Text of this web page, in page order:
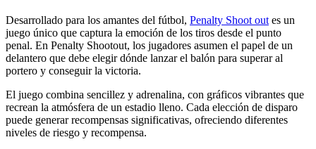
Desarrollado para los amantes del fútbol, Penalty Shoot out es un
juego único que captura la emoción de los tiros desde el punto
penal. En Penalty Shootout, los jugadores asumen el papel de un
delantero que debe elegir dónde lanzar el balón para superar al
portero y conseguir la victoria.
El juego combina sencillez y adrenalina, con gráficos vibrantes que
recrean la atmósfera de un estadio lleno. Cada elección de disparo
puede generar recompensas significativas, ofreciendo diferentes
niveles de riesgo y recompensa.